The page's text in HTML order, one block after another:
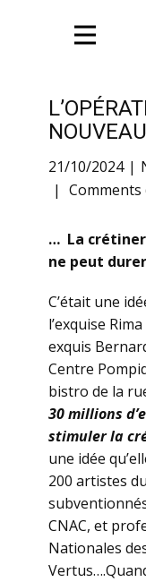
21/10/2024
Comments
… La
ne peut
C’était une
l’exquise
exquis
Centre
bistro de la
30 millions
stimuler la
une idée
200 artistes
CNAC, et
Nationales